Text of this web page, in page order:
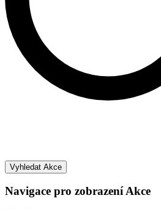
Vyhledat Akce
Navigace pro zobrazení Akce